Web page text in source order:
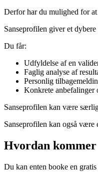
Derfor har du mulighed for
Sanseprofilen giver et
Du får:
Udfyldelse af en
Faglig analyse af
Personlig
Konkrete anbefalinger
Sanseprofilen kan være
Sanseprofilen kan også være
Hvordan kommer
Du kan enten booke en